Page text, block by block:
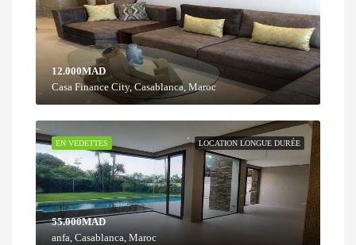
12.000MAD
Casa Finance City, Casablanca, Maroc
LOCATION LONGUE DURÉE
EN VEDETTES
55.000MAD
anfa, Casablanca, Maroc